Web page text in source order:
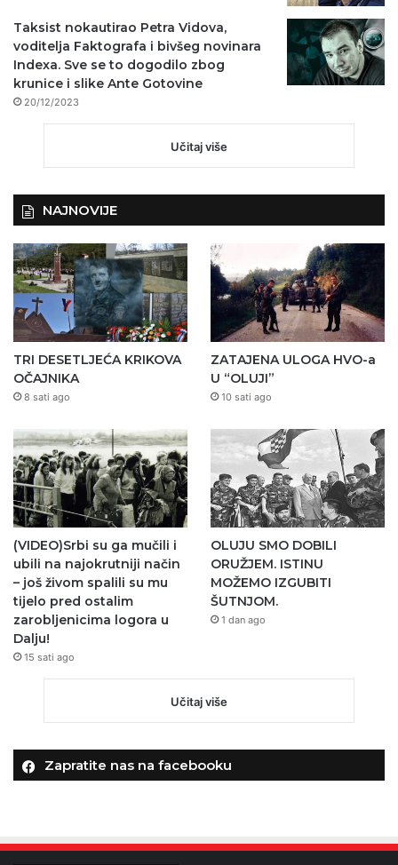
Taksist nokautirao Petra Vidova,
voditelja Faktografa i bivšeg novinara
Indexa. Sve se to dogodilo zbog
krunice i slike Ante Gotovine
20/12/2023
Učitaj više
NAJNOVIJE
TRI DESETLJEĆA KRIKOVA
OČAJNIKA
8 sati ago
ZATAJENA ULOGA HVO-a
U “OLUJI”
10 sati ago
(VIDEO)Srbi su ga mučili i
ubili na najokrutniji način
– još živom spalili su mu
tijelo pred ostalim
zarobljenicima logora u
Dalju!
15 sati ago
OLUJU SMO DOBILI
ORUŽJEM. ISTINU
MOŽEMO IZGUBITI
ŠUTNJOM.
1 dan ago
Učitaj više
Zapratite nas na facebooku